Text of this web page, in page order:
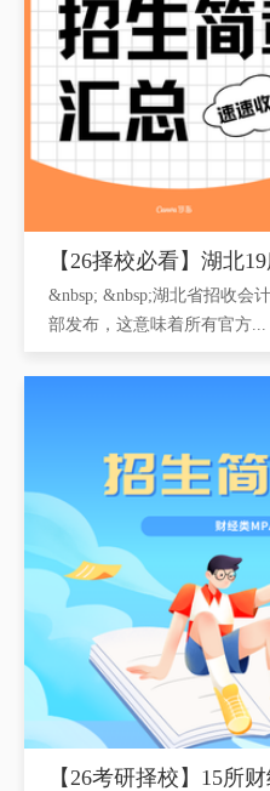
&nbsp; &nbsp;湖北省招收会
部发布，这意味着所有官方...